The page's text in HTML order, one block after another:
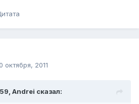
октября, 2011
Andrei сказал: